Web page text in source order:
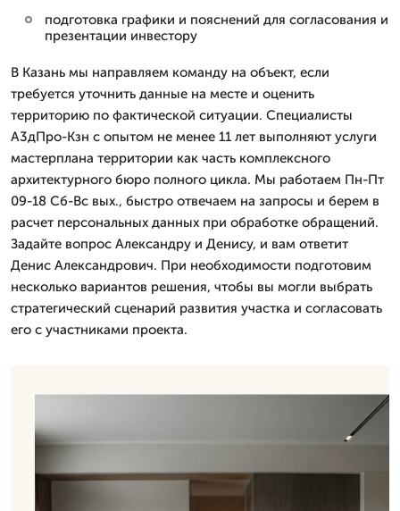
подготовка графики и пояснений для согласования и
презентации инвестору
В Казань мы направляем команду на объект, если
требуется уточнить данные на месте и оценить
территорию по фактической ситуации. Специалисты
А3дПро-Кзн с опытом не менее 11 лет выполняют услуги
мастерплана территории как часть комплексного
архитектурного бюро полного цикла. Мы работаем Пн-Пт
09-18 Сб-Вс вых., быстро отвечаем на запросы и берем в
расчет персональных данных при обработке обращений.
Задайте вопрос Александру и Денису, и вам ответит
Денис Александрович. При необходимости подготовим
несколько вариантов решения, чтобы вы могли выбрать
стратегический сценарий развития участка и согласовать
его с участниками проекта.